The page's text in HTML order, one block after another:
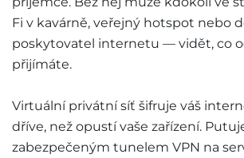
Fi v kavárně, veřejný hotspot nebo
poskytovatel internetu — vidět, co
přijímáte.
Virtuální privátní síť šifruje váš
dříve, než opustí vaše zařízení.
zabezpečeným tunelem VPN na